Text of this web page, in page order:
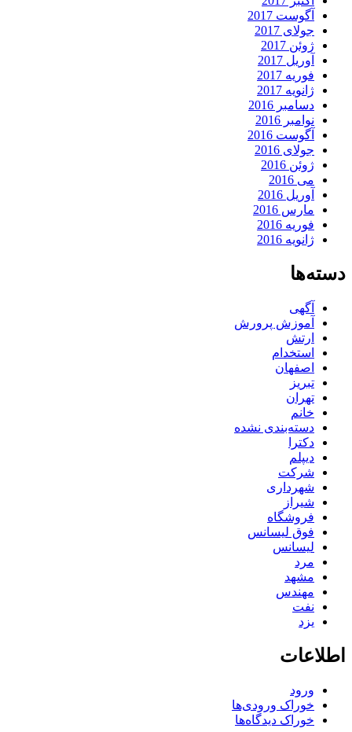
آگوست 2017
جولای 2017
ژوئن 2017
آوریل 2017
فوریه 2017
ژانویه 2017
دسامبر 2016
نوامبر 2016
آگوست 2016
جولای 2016
ژوئن 2016
می 2016
آوریل 2016
مارس 2016
فوریه 2016
ژانویه 2016
دسته‌ها
آگهی
آموزش پرورش
ارتش
استخدام
اصفهان
تبریز
تهران
خانم
دسته‌بندی نشده
دکترا
دیپلم
شرکت
شهرداری
شیراز
فروشگاه
فوق لیسانس
لیسانس
مرد
مشهد
مهندس
نفت
یزد
اطلاعات
ورود
خوراک ورودی‌ها
خوراک دیدگاه‌ها